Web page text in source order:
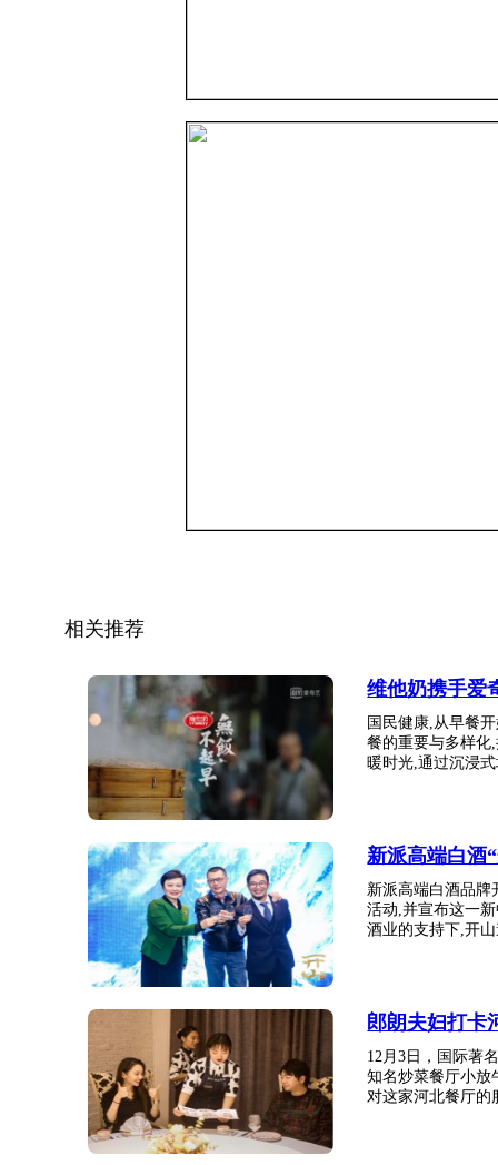
相关推荐
维他奶携手爱
国民健康,从早餐
餐的重要与多样化
暖时光,通过沉浸
新派高端白酒
新派高端白酒品牌
活动,并宣布这一
酒业的支持下,开
郎朗夫妇打卡
12月3日，国际著
知名炒菜餐厅小放
对这家河北餐厅的